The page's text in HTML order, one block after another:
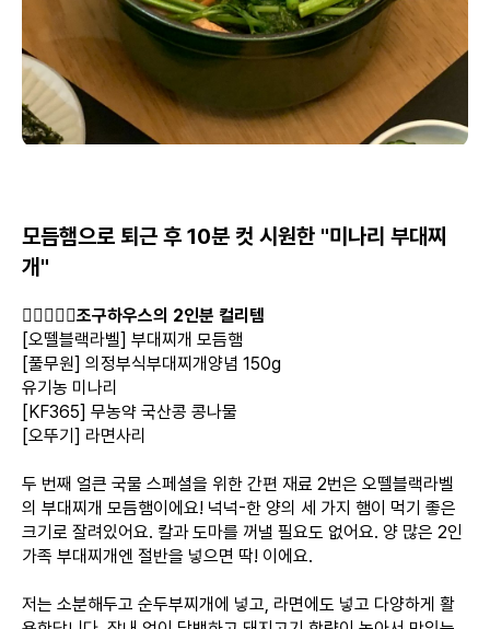
모듬햄으로 퇴근 후 10분 컷 시원한 "미나리 부대찌
개"
👩🏻‍❤️‍👨🏻조구하우스의 2인분 컬리템
[오뗄블랙라벨] 부대찌개 모듬햄
[풀무원] 의정부식부대찌개양념 150g
유기농 미나리
[KF365] 무농약 국산콩 콩나물
[오뚜기] 라면사리
두 번째 얼큰 국물 스페셜을 위한 간편 재료 2번은 오뗄블랙라벨
의 부대찌개 모듬햄이에요! 넉넉-한 양의 세 가지 햄이 먹기 좋은
크기로 잘려있어요. 칼과 도마를 꺼낼 필요도 없어요. 양 많은 2인
가족 부대찌개엔 절반을 넣으면 딱! 이에요.
저는 소분해두고 순두부찌개에 넣고, 라면에도 넣고 다양하게 활